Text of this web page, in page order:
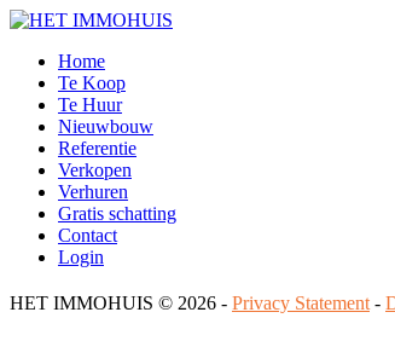
Home
Te Koop
Te Huur
Nieuwbouw
Referentie
Verkopen
Verhuren
Gratis schatting
Contact
Login
HET IMMOHUIS © 2026 - Privacy Statement -